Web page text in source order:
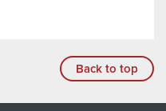
Back to top